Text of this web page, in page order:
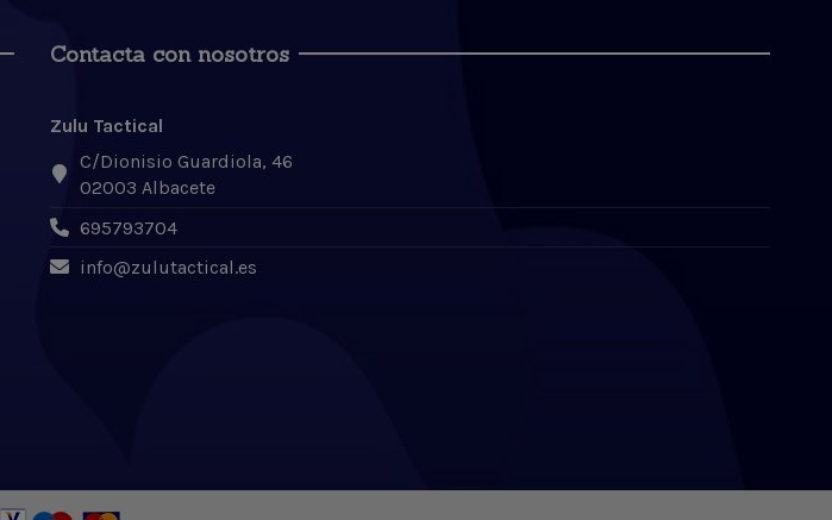
Contacta con nosotros
Zulu Tactical
C/Dionisio Guardiola, 46
02003 Albacete
695793704
info@zulutactical.es